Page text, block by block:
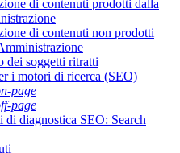
di contenuti prodotti dalla
di contenuti non prodotti
dei soggetti ritratti
i motori di ricerca (SEO)
page
page
di diagnostica SEO: Search